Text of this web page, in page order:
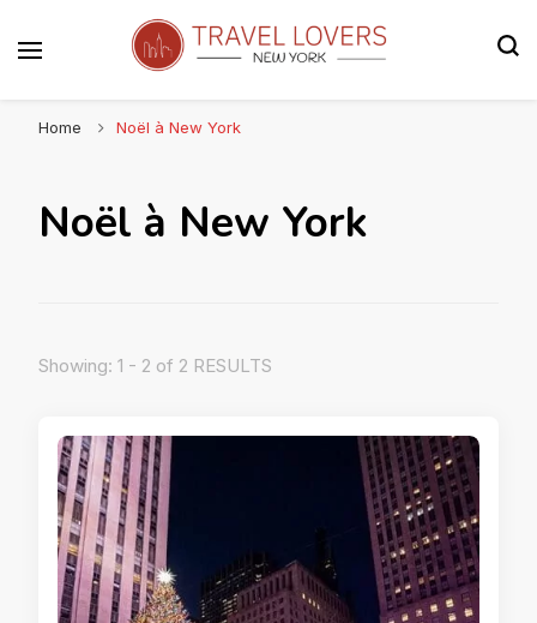
Home
Noël à New York
Noël à New York
Showing: 1 - 2 of 2 RESULTS